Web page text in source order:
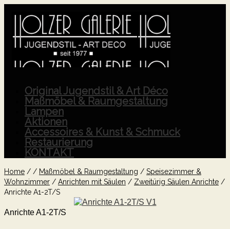
Original Jugendstil & Art Déco
Maßmöbel & Raumgestaltung
Lampen
Aktionen
Accessoires & Kunst & Schmuck
Restaurierung
KONTAKT
Home / / Maßmöbel & Raumgestaltung / Speisezimmer &
Wohnzimmer / Anrichten mit Säulen / Zweitürig Säulen Anrichte /
Anrichte A1-2T/S
Anrichte A1-2T/S